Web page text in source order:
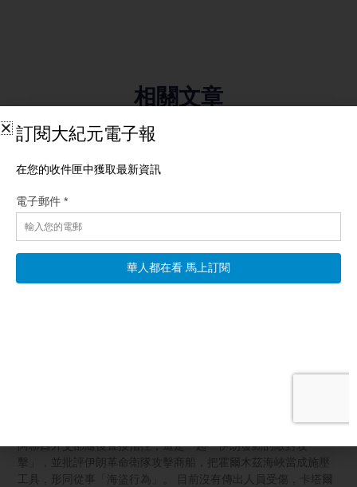
相關文章
【國際新聞】川普砸重金投資礦業 降低對中稀土依
低對中稀土依賴；川普連發兩行政令 封堵生育旅遊；中共追稅海
外 富豪連人帶錢外逃潮；台陸委會怒批
阅读更多 »
命衛隊同一天則表示，霍爾木茲海峽是否重新開放，取決於美國
阿聯酋外交部隨後直接指控，這是一起「伊朗發動的敵對攻
擊」，並批評伊朗革命衛隊攻擊商船，把霍爾木茲海峽當成施壓
工具，形同從事「海盜行為」。 目前沒有傳出人員受傷，卡塔爾